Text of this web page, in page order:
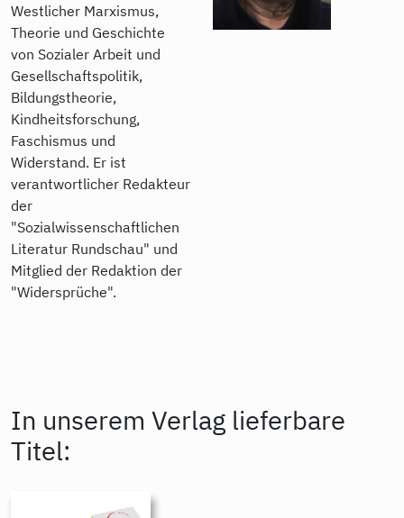
Westlicher Marxismus,
Theorie und Geschichte
von Sozialer Arbeit und
Gesellschaftspolitik,
Bildungstheorie,
Kindheitsforschung,
Faschismus und
Widerstand. Er ist
verantwortlicher Redakteur
der
"Sozialwissenschaftlichen
Literatur Rundschau" und
Mitglied der Redaktion der
"Widersprüche".
In unserem Verlag lieferbare
Titel: